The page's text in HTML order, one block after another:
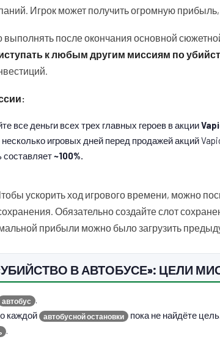
Игрок может получить огромную
после окончания основной
к любым другим миссиям по
все деньги всех трех главных героев в акции
игровых дней перед продажей акций
составляет~100%.
ускорить ход игрового времени, можно
Обязательно создайте слот
прибыли можно было загрузить
В АВТОБУСЕ»: ЦЕЛИ
автобус
.
каждой
автобусной остановки
пока не найдёте цель.
.